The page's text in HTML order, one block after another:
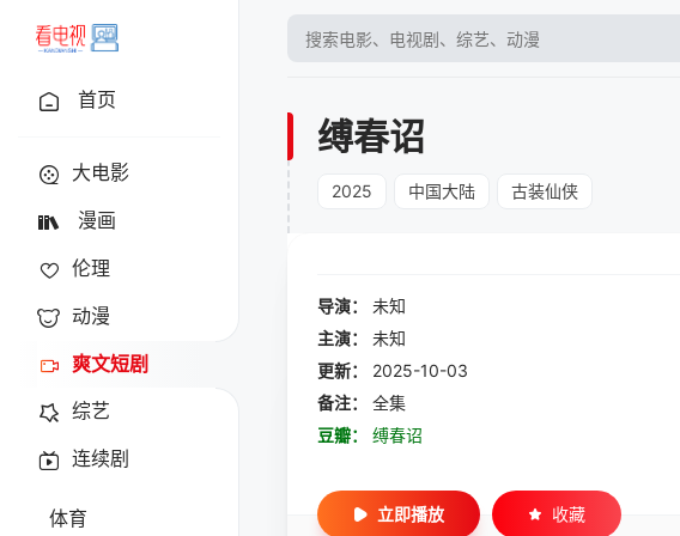
首页
大电影
漫画
伦理
动漫
爽文短剧
综艺
连续剧
体育
缚春诏
2025 中国大陆 古装仙侠
导演：
未知
主演：
未知
更新：
2025-10-03
备注：
全集
豆瓣：
缚春诏
立即播放 收藏